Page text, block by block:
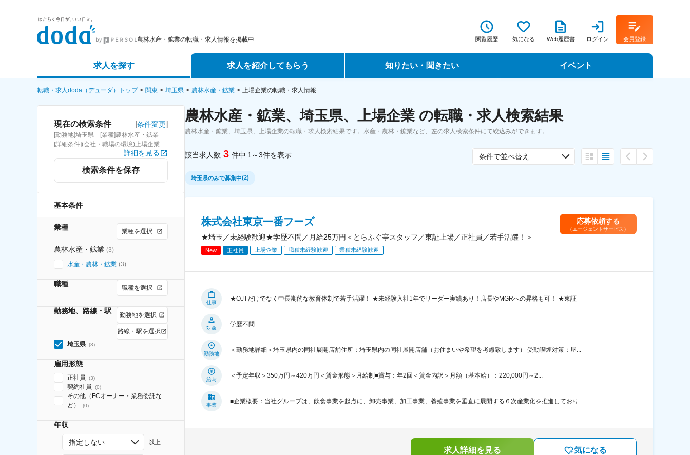
農林水産・鉱業の転職・求人情報を掲載中 閲覧履歴 気になる Web履歴書 ログイン 会員登録
求人を探す
詳細条件から探す
求人特集から探す
求人を紹介してもらう
エージェントサービス
スカウトサービス
知りたい・聞きたい
データで見る転職
イベント
転職フェア
転職・求人doda（デューダ）トップ 関東 埼玉県 農林水産・鉱業 上場企業の転職・求人情報
現在の検索条件 [条件変更]
[勤務地]埼玉県 [業種]農林水産・鉱業
[詳細条件](会社・職場の環境)上場企業
詳細を見る
検索条件を保存
基本条件
業種 業種を選択
農林水産・鉱業 (3)
水産・農林・鉱業 (3)
職種 職種を選択
勤務地、路線・駅 勤務地を選択
路線・駅を選択
埼玉県 (3)
雇用形態
正社員 (3)
契約社員 (0)
その他（FCオーナー・業務委託な
ど）
(0)
年収
指定しない 以上
農林水産・鉱業、埼玉県、上場企業 の転職・求人検索結果
農林水産・鉱業、埼玉県、上場企業の転職・求人検索結果です。水産・農林・鉱業など、左の求人検索条件にて絞込みができます。
該当求人数 3 件中 1～3件を表示 条件で並べ替え
埼玉県のみで募集中(2)
株式会社東京一番フーズ
★埼玉／未経験歓迎★学歴不問／月給25万円＜とらふぐ亭スタッフ／東証上場／正社員／若手活躍！＞
New 正社員 上場企業 職種未経験歓迎 業種未経験歓迎
応募依頼する
（エージェントサービス）
仕事
★OJTだけでなく中長期的な教育体制で若手活躍！ ★未経験入社1年でリーダー実績あり！店長やMGRへの昇格も可！ ★東証
対象
学歴不問
勤務地
＜勤務地詳細＞埼玉県内の同社展開店舗住所：埼玉県内の同社展開店舗（お住まいや希望を考慮致します） 受動喫煙対策：屋...
給与
＜予定年収＞350万円～420万円＜賃金形態＞月給制■賞与：年2回＜賃金内訳＞月額（基本給）：220,000円～2...
事業
■企業概要：当社グループは、飲食事業を起点に、卸売事業、加工事業、養殖事業を垂直に展開する６次産業化を推進しており...
求人詳細を見る 気になる